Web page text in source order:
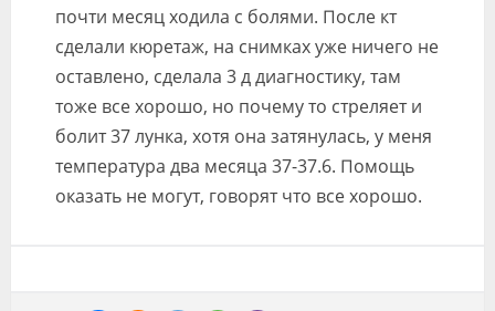
Видео
Клиники
Специалисты
Галерея
почти месяц ходила с болями. После кт
сделали кюретаж, на снимках уже ничего не
оставлено, сделала 3 д диагностику, там
тоже все хорошо, но почему то стреляет и
болит 37 лунка, хотя она затянулась, у меня
температура два месяца 37-37.6. Помощь
оказать не могут, говорят что все хорошо.